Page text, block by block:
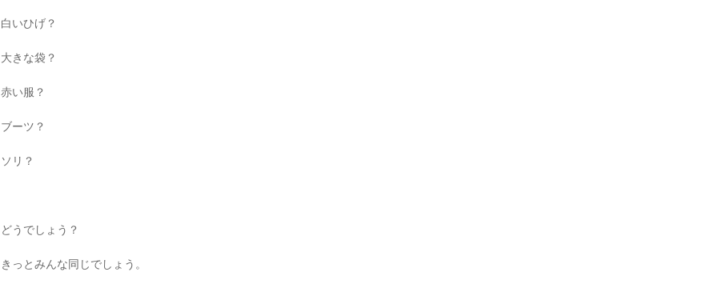
白いひげ？
大きな袋？
赤い服？
ブーツ？
ソリ？
どうでしょう？
きっとみんな同じでしょう。